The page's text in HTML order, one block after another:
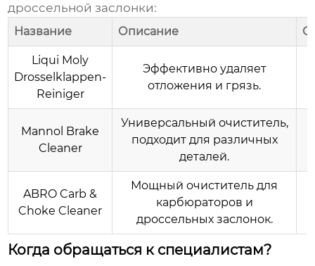
дроссельной заслонки:
Название Описание
Liqui Moly
Drosselklappen-
Reiniger
Эффективно удаляет
отложения и грязь.
Mannol Brake
Cleaner
Универсальный очиститель,
подходит для различных
деталей.
ABRO Carb &
Choke Cleaner
Мощный очиститель для
карбюраторов и
дроссельных заслонок.
Когда обращаться к специалистам?